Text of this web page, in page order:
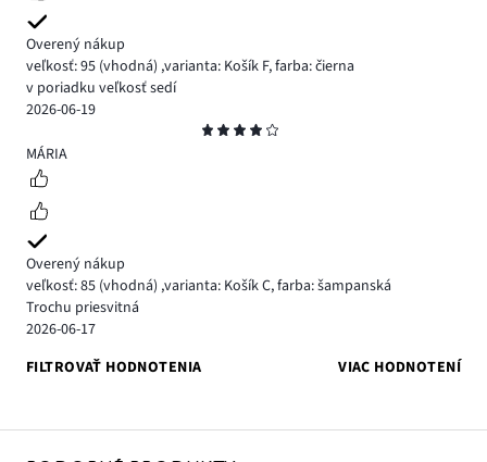
Overený nákup
veľkosť: 95 (vhodná) ,varianta: Košík F,farba: čierna
v poriadku veľkosť sedí
2026-06-19
4
MÁRIA
Overený nákup
veľkosť: 85 (vhodná) ,varianta: Košík C,farba: šampanská
Trochu priesvitná
2026-06-17
FILTROVAŤ HODNOTENIA
VIAC HODNOTENÍ